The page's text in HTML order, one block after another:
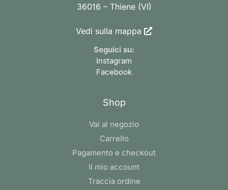
36016 – Thiene (VI)
Vedi sulla mappa
Seguici su:
Instagram
Facebook
Shop
Vai al negozio
Carrello
Pagamento e checkout
Il mio account
Traccia ordine